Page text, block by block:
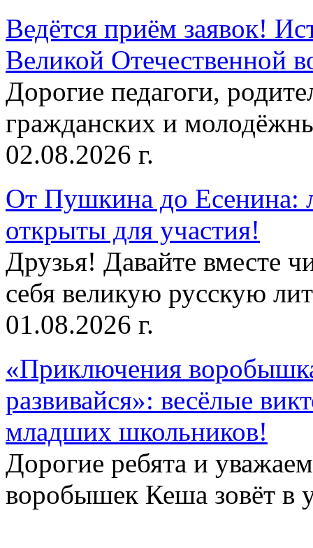
Ведётся приём заявок!
Великой Отечественной
Дорогие педагоги,
гражданских и
02.08.2026 г.
От Пушкина до Есенина:
открыты для участия!
Друзья! Давайте вместе
себя великую русскую
01.08.2026 г.
«Приключения
развивайся»: весёлые
младших школьников!
Дорогие ребята и
воробышек Кеша зовёт в